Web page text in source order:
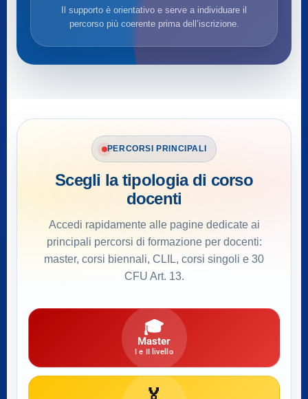
Il supporto è orientativo e serve a individuare il
percorso più coerente prima dell’iscrizione.
PERCORSI PRINCIPALI
Scegli la tipologia di corso
docenti
Accedi rapidamente alle pagine dedicate ai
principali percorsi di formazione per docenti:
master, corsi biennali, CLIL, corsi singoli e 30
CFU Art. 13.
🎓
Master
I e II livello
🏅